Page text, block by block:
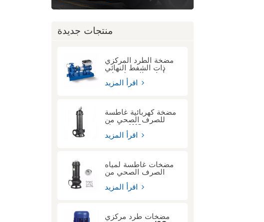
منتجات جديدة
مضخة الطرد المركزي
ذات الشفط النهائي
أحادي المرحلة ذات
الوصلة الممتدة KSB
ETN
مضخة كهربائية غاطسة
للصرف الصحي من
سلسلة WQ
مضخات غاطسة لمياه
الصرف الصحي من
سلسلة ASWQ مزودة
بجهاز قطع
مضخات طرد مركزي